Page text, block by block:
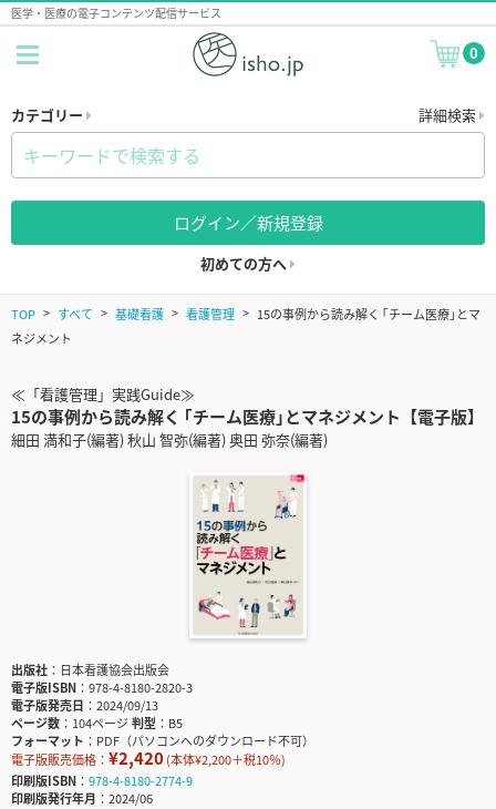
医学・医療の電子コンテンツ配信サービス
0
カテゴリー 詳細検索
ログイン／新規登録
初めての方へ
TOP すべて 基礎看護 看護管理
15の事例から読み解く ｢チーム医療｣とマ
ネジメント
≪「看護管理」実践Guide≫
15の事例から読み解く ｢チーム医療｣とマネジメント【電子版】
細田 満和子(編著) 秋山 智弥(編著) 奥田 弥奈(編著)
出版社
日本看護協会出版会
電子版ISBN
978-4-8180-2820-3
電子版発売日
2024/09/13
ページ数
104ページ判型
B5
フォーマット
PDF（パソコンへのダウンロード不可）
電子版販売価格： ¥2,420(本体¥2,200＋税10％)
印刷版ISBN
978-4-8180-2774-9
印刷版発行年月
2024/06